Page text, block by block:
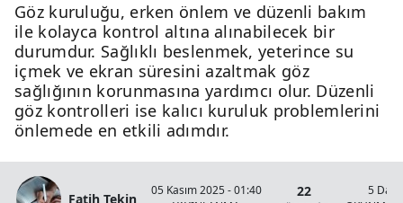
Göz kuruluğu, erken önlem ve düzenli bakım
ile kolayca kontrol altına alınabilecek bir
durumdur. Sağlıklı beslenmek, yeterince su
içmek ve ekran süresini azaltmak göz
sağlığının korunmasına yardımcı olur. Düzenli
göz kontrolleri ise kalıcı kuruluk problemlerini
önlemede en etkili adımdır.
Fatih Tekin
05 Kasım 2025 - 01:40
22
5